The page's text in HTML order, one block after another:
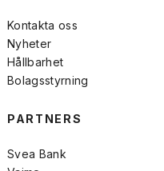
Kontakta oss
Nyheter
Hållbarhet
Bolagsstyrning
PARTNERS
Svea Bank